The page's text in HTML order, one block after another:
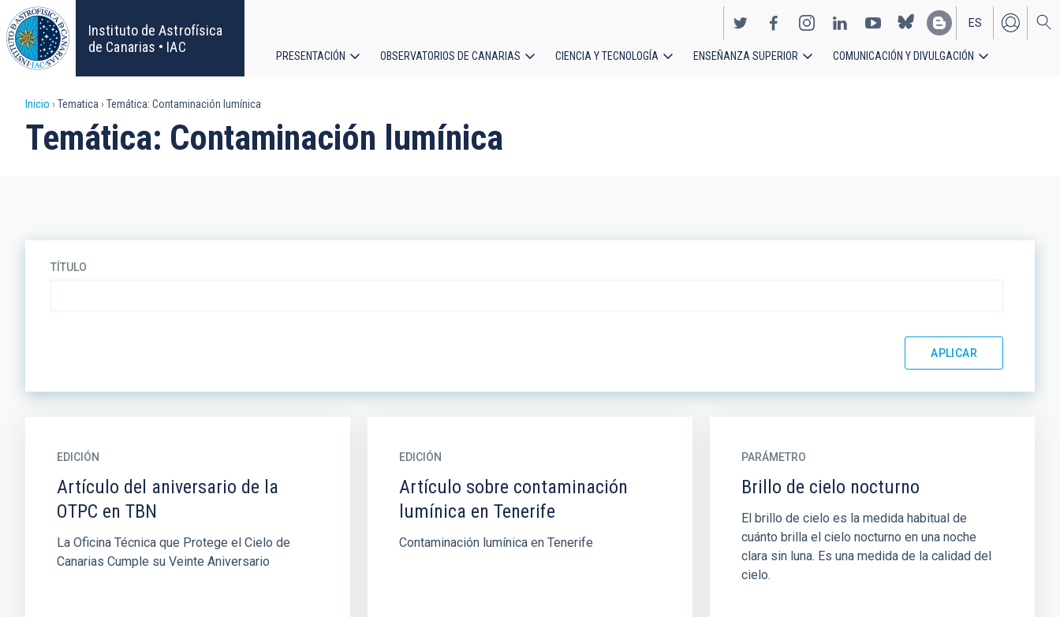
Pasar
al
contenido
principal
Instituto de Astrofísica
de Canarias • IAC
EN
ES
principal
PRESENTACIÓN OBSERVATORIOS DE CANARIAS CIENCIA Y TECNOLOGÍA ENSEÑANZA SUPERIOR COMUNICACIÓN Y DIVULGACIÓN
Sobrescribir
enlaces
Inicio Tematica Temática: Contaminación lumínica
Temática: Contaminación lumínica
TÍTULO
EDICIÓN
Artículo del aniversario de la
OTPC en TBN
La Oficina Técnica que Protege el Cielo de
Canarias Cumple su Veinte Aniversario
EDICIÓN
Artículo sobre contaminación
lumínica en Tenerife
Contaminación lumínica en Tenerife
PARÁMETRO
Brillo de cielo nocturno
El brillo de cielo es la medida habitual de
cuánto brilla el cielo nocturno en una noche
clara sin luna. Es una medida de la calidad del
cielo.